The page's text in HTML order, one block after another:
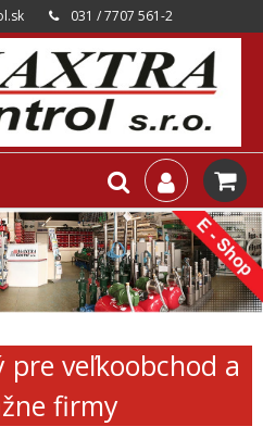
031 / 7707 561-2
pre veľkoobchod a
firmy